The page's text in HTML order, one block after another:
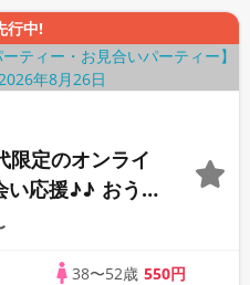
行中!
定のオンライ
い応援♪♪ おう
国の方が対象
38〜52歳 550円